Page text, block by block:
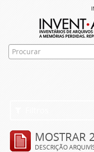
MOSTRAR
DESCRIÇÃO